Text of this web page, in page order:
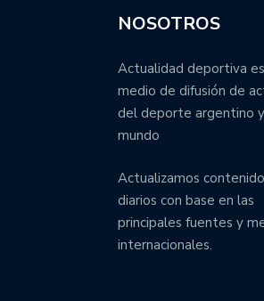
NOSOTROS
Actualidad deportiva
medio de difusión de
del deporte argentino
mundo
Actualizamos
diarios con base en las
principales fuentes y
internacionales.